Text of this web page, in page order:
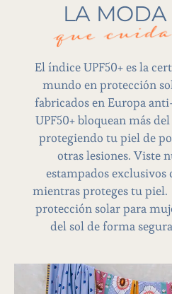
LA MODA
que
El índice UPF50+ es la
mundo en protección
fabricados en Europa
UPF50+ bloquean más
protegiendo tu piel de
otras lesiones. Viste
estampados exclusivos
mientras proteges tu
protección solar para
del sol de forma